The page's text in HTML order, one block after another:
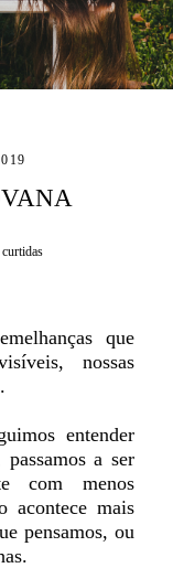
que
nossas
entender
a ser
com menos
acontece mais
pensamos, ou